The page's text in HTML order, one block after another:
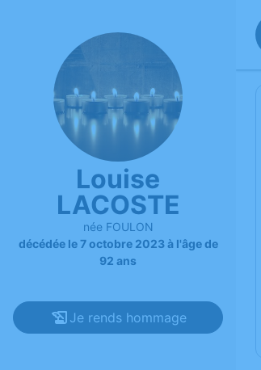
Louise
LACOSTE
née FOULON
décédée le 7 octobre 2023 à l'âge de
92 ans
Je rends hommage